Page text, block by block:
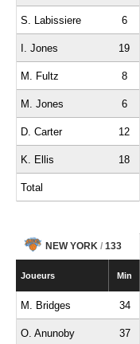
S. Labissiere 6
I. Jones 19
M. Fultz 8
M. Jones 6
D. Carter 12
K. Ellis 18
Total
NEW YORK / 133
Joueurs Min
M. Bridges 34
O. Anunoby 37